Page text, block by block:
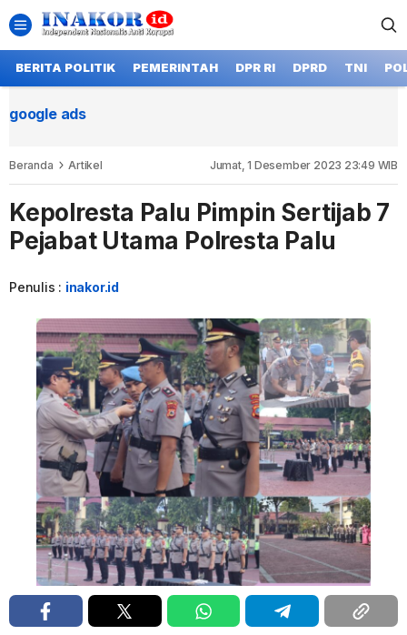
BERITA POLITIK PEMERINTAH DPR RI DPRD TNI
google ads
Beranda Artikel Jumat, 1 Desember 2023 23:49 WIB
Kepolresta Palu Pimpin Sertijab 7
Pejabat Utama Polresta Palu
Penulis : inakor.id